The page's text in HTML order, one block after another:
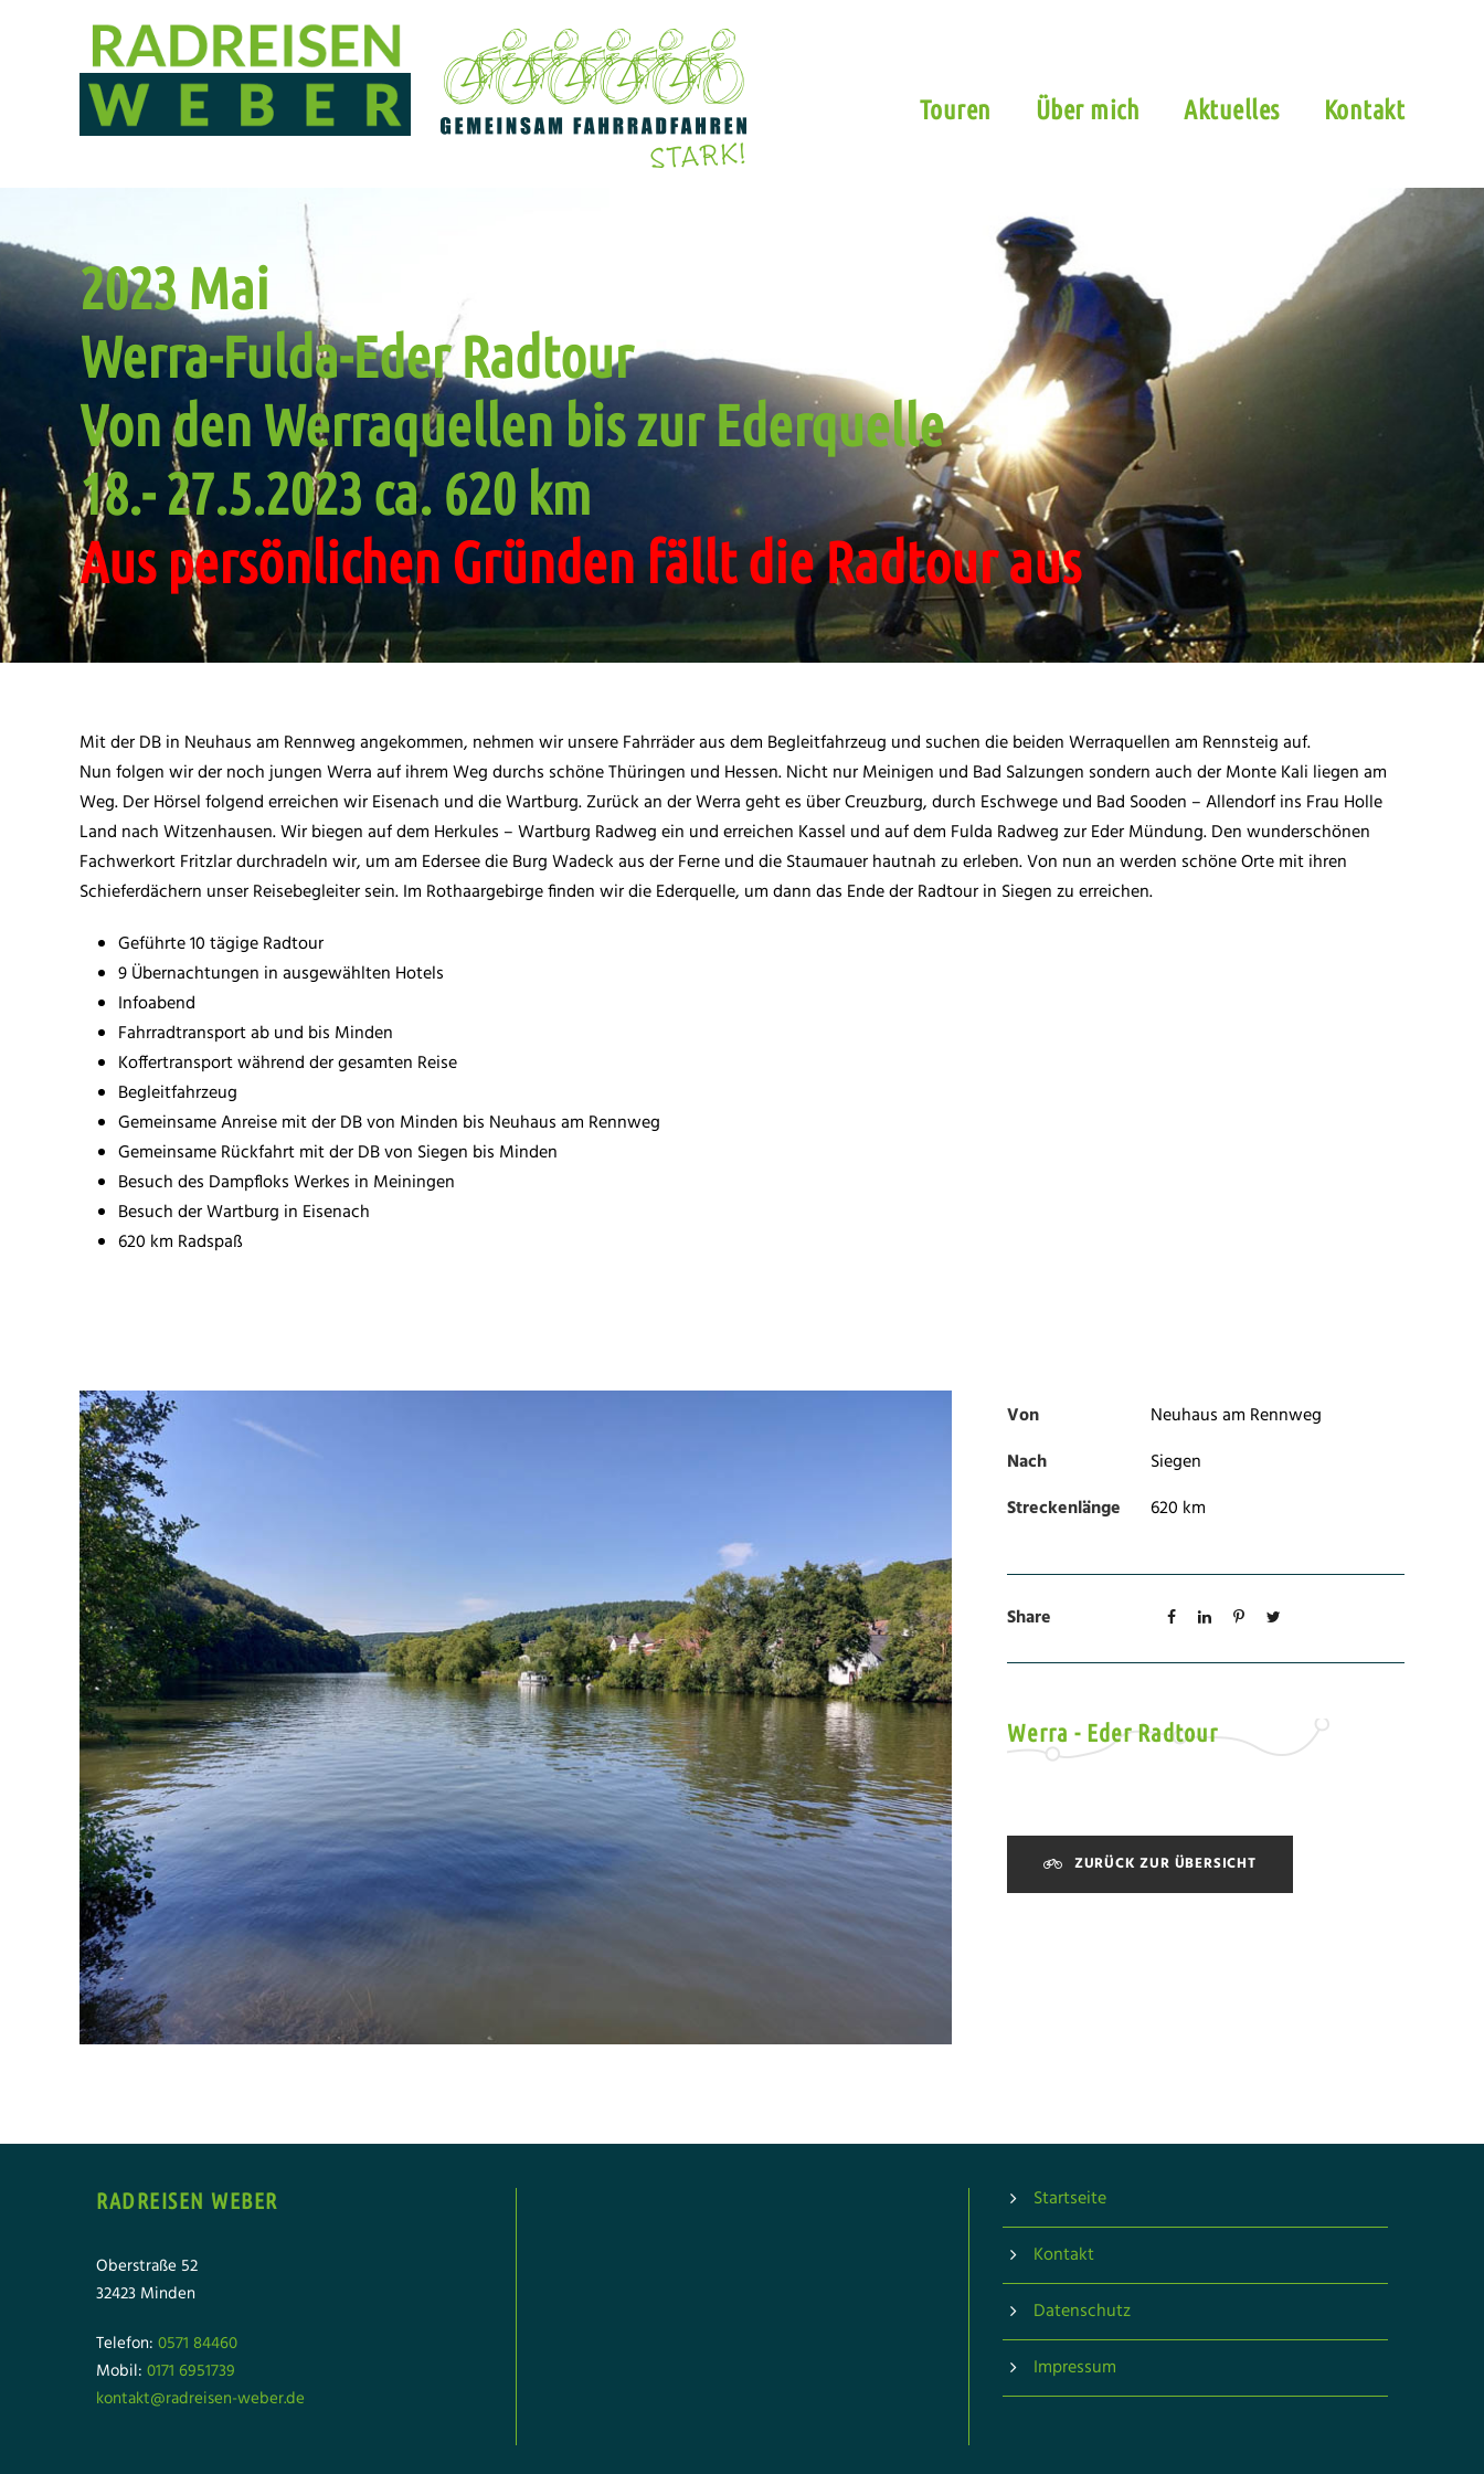
Touren Über mich Aktuelles Kontakt
2023 Mai
Werra-Fulda-Eder Radtour
Von den Werraquellen bis zur Ederquelle
18.- 27.5.2023 ca. 620 km
Aus persönlichen Gründen fällt die Radtour aus
Mit der DB in Neuhaus am Rennweg angekommen, nehmen wir unsere Fahrräder aus dem Begleitfahrzeug und suchen die beiden Werraquellen am Rennsteig auf.
Nun folgen wir der noch jungen Werra auf ihrem Weg durchs schöne Thüringen und Hessen. Nicht nur Meinigen und Bad Salzungen sondern auch der Monte Kali liegen am
Weg. Der Hörsel folgend erreichen wir Eisenach und die Wartburg. Zurück an der Werra geht es über Creuzburg, durch Eschwege und Bad Sooden – Allendorf ins Frau Holle
Land nach Witzenhausen. Wir biegen auf dem Herkules – Wartburg Radweg ein und erreichen Kassel und auf dem Fulda Radweg zur Eder Mündung. Den wunderschönen
Fachwerkort Fritzlar durchradeln wir, um am Edersee die Burg Wadeck aus der Ferne und die Staumauer hautnah zu erleben. Von nun an werden schöne Orte mit ihren
Schieferdächern unser Reisebegleiter sein. Im Rothaargebirge finden wir die Ederquelle, um dann das Ende der Radtour in Siegen zu erreichen.
Geführte 10 tägige Radtour
9 Übernachtungen in ausgewählten Hotels
Infoabend
Fahrradtransport ab und bis Minden
Koffertransport während der gesamten Reise
Begleitfahrzeug
Gemeinsame Anreise mit der DB von Minden bis Neuhaus am Rennweg
Gemeinsame Rückfahrt mit der DB von Siegen bis Minden
Besuch des Dampfloks Werkes in Meiningen
Besuch der Wartburg in Eisenach
620 km Radspaß
Von
Neuhaus am Rennweg
Nach
Siegen
Streckenlänge
620 km
Share
Werra - Eder Radtour
ZURÜCK ZUR ÜBERSICHT
RADREISEN WEBER
Oberstraße 52
32423 Minden
Telefon: 0571 84460
Mobil: 0171 6951739
kontakt@radreisen-weber.de
Startseite
Kontakt
Datenschutz
Impressum